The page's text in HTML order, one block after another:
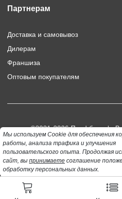
Партнерам
Доставка и самовывоз
Дилерам
Франшиза
Оптовым покупателям
©2021-2026 Профбыт.рф.
Использование материалов
публикации активной ссылки
Данный сайт не является
положениями статей
Мы используем Cookie для обеспечения
работы, анализа трафика и улучшения
пользовательского опыта. Продолжая
сайт, вы принимаете соглашение
обработку персональных данных.